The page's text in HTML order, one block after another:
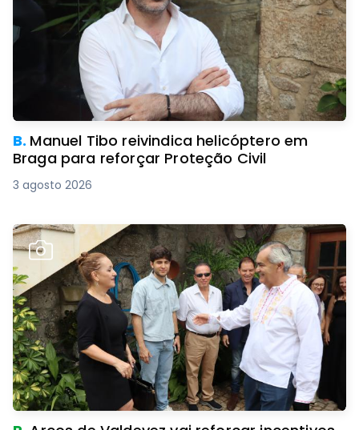
B. Manuel Tibo reivindica helicóptero em
Braga para reforçar Proteção Civil
3 agosto 2026